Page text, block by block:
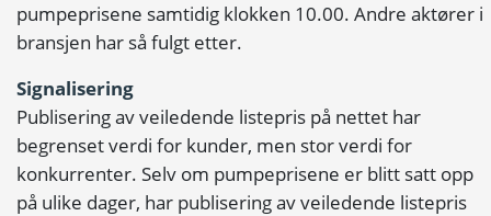
pumpeprisene samtidig klokken 10.00. Andre aktører i
bransjen har så fulgt etter.
Signalisering
Publisering av veiledende listepris på nettet har
begrenset verdi for kunder, men stor verdi for
konkurrenter. Selv om pumpeprisene er blitt satt opp
på ulike dager, har publisering av veiledende listepris